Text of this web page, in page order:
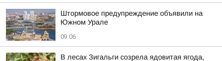
Штормовое предупреждение объявили на
Южном Урале
09:06
В лесах Зигальги созрела ядовитая ягода,